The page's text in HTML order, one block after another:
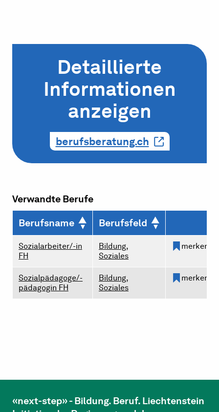
Detaillierte
Informationen
anzeigen
berufsberatung.ch
Verwandte Berufe
Berufsname Berufsfeld
Sozialarbeiter/-in
FH
Bildung,
Soziales
merken
Sozialpädagoge/-
pädagogin FH
Bildung,
Soziales
merken
«next-step» - Bildung. Beruf. Liechtenstein